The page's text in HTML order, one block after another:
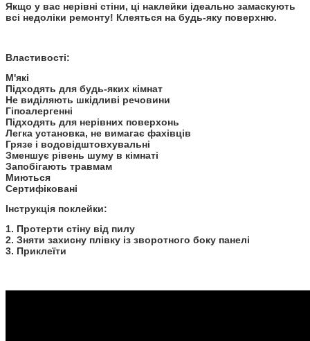
Якщо у вас нерівні стіни, ці наклейки ідеально замаскують
всі недоліки ремонту! Клеяться на будь-яку поверхню.
Властивості:
М'які
Підходять для будь-яких кімнат
Не виділяють шкідливі речовини
Гіпоалергенні
Підходять для нерівних поверхонь
Легка установка, не вимагає фахівців
Грязе і водовідштовхувальні
Зменшує рівень шуму в кімнаті
Запобігають травмам
Миються
Сертифіковані
Інструкція поклейки:
1. Протерти стіну від пилу
2. Зняти захисну плівку із зворотного боку панелі
3. Приклеїти